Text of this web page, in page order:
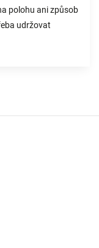
polohu ani způsob
udržovat